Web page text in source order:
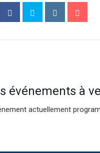
événements à
actuellement